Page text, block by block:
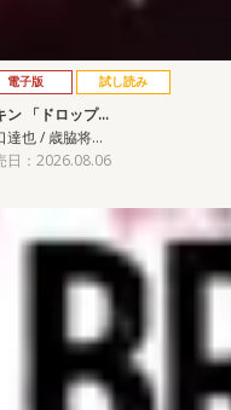
電子版 試し読み
ン 「ドロップ…
達也 / 歳脇将…
日：2026.08.06